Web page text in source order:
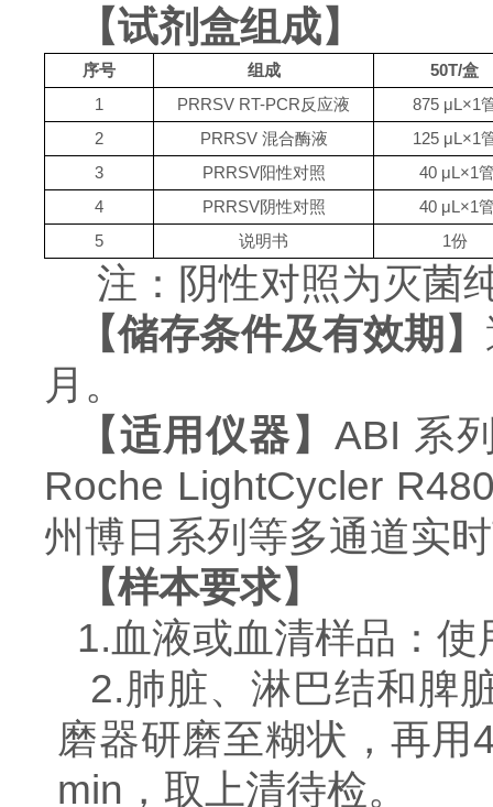
【试剂盒组成】
序号 组成 50T/盒
1
PRRSV RT-PCR反应液 875 μL×1
2
PRRSV 混合酶液 125 μL×1
3
PRRSV阳性对照
40 μL×1
4
PRRSV阴性对照
40 μL×1
5
说明书 1份
注：阴性对照为灭菌
【储存条件及有效期】
月。
【适用仪器】 ABI 系
Roche LightCycler
州博日系列等多通道实
【样本要求】
1.血液或血清样品：
2.肺脏、淋巴结和脾
磨器研磨至糊状，再
min，取上清待检。